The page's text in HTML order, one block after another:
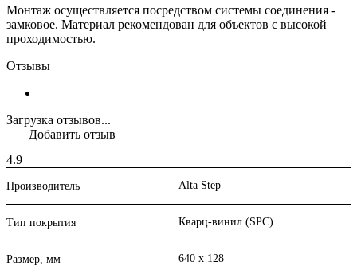
Монтаж осуществляется посредством системы соединения -
замковое. Материал рекомендован для объектов с высокой
проходимостью.
Отзывы
Загрузка отзывов...
4.9
Добавить отзыв
Производитель Alta Step
Тип покрытия Кварц-винил (SPC)
Размер, мм 640 х 128